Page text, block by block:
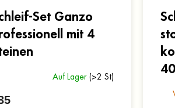
Set Ganzo
mit 4
Auf Lager (>2 St)